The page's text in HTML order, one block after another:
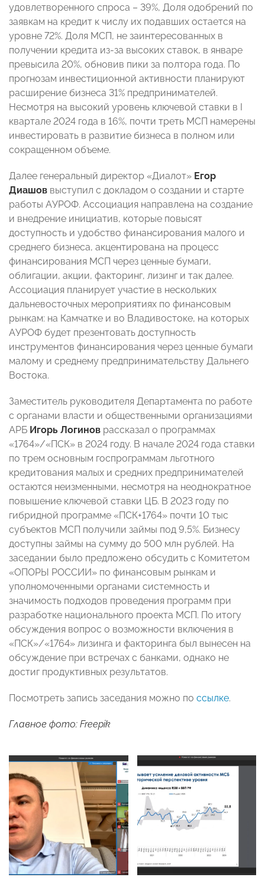
удовлетворенного спроса – 39%, Доля одобрений по
заявкам на кредит к числу их подавших остается на
уровне 72%. Доля МСП, не заинтересованных в
получении кредита из-за высоких ставок, в январе
превысила 20%, обновив пики за полтора года. По
прогнозам инвестиционной активности планируют
расширение бизнеса 31% предпринимателей.
Несмотря на высокий уровень ключевой ставки в I
квартале 2024 года в 16%, почти треть МСП намерены
инвестировать в развитие бизнеса в полном или
сокращенном объеме.
Далее генеральный директор «Диалот» Егор
Диашов выступил с докладом о создании и старте
работы АУРОФ. Ассоциация направлена на создание
и внедрение инициатив, которые повысят
доступность и удобство финансирования малого и
среднего бизнеса, акцентирована на процесс
финансирования МСП через ценные бумаги,
облигации, акции, факторинг, лизинг и так далее.
Ассоциация планирует участие в нескольких
дальневосточных мероприятиях по финансовым
рынкам: на Камчатке и во Владивостоке, на которых
АУРОФ будет презентовать доступность
инструментов финансирования через ценные бумаги
малому и среднему предпринимательству Дальнего
Востока.
Заместитель руководителя Департамента по работе
с органами власти и общественными организациями
АРБ Игорь Логинов рассказал о программах
«1764»/«ПСК» в 2024 году. В начале 2024 года ставки
по трем основным госпрограммам льготного
кредитования малых и средних предпринимателей
остаются неизменными, несмотря на неоднократное
повышение ключевой ставки ЦБ. В 2023 году по
гибридной программе «ПСК+1764» почти 10 тыс
субъектов МСП получили займы под 9,5%. Бизнесу
доступны займы на сумму до 500 млн рублей. На
заседании было предложено обсудить с Комитетом
«ОПОРЫ РОССИИ» по финансовым рынкам и
уполномоченными органами системность и
значимость подходов проведения программ при
разработке национального проекта МСП. По итогу
обсуждения вопрос о возможности включения в
«ПСК»/«1764» лизинга и факторинга был вынесен на
обсуждение при встречах с банками, однако не
достиг продуктивных результатов.
Посмотреть запись заседания можно по ссылке.
Главное фото: Freepik